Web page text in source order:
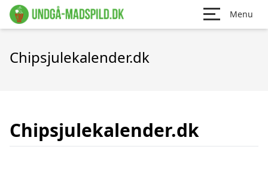
Menu
Chipsjulekalender.dk
Chipsjulekalender.dk